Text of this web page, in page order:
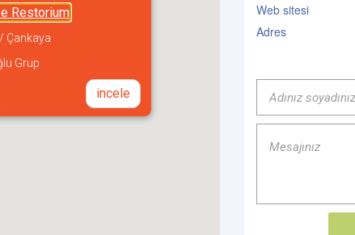
Restorium
Çankaya
Grup
incele
Web sitesi
Adres